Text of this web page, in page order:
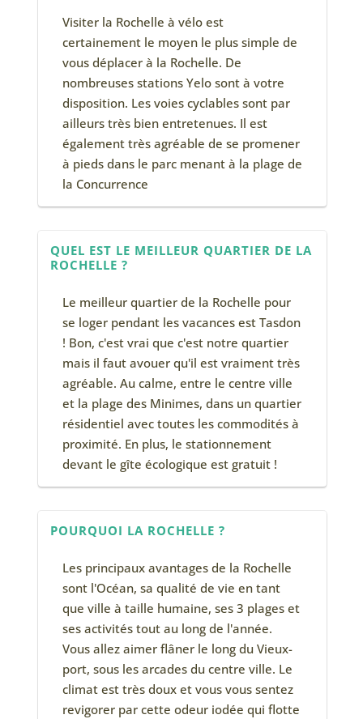
Visiter la Rochelle à vélo est
certainement le moyen le plus simple de
vous déplacer à la Rochelle. De
nombreuses stations Yelo sont à votre
disposition. Les voies cyclables sont par
ailleurs très bien entretenues. Il est
également très agréable de se promener
à pieds dans le parc menant à la plage de
la Concurrence
QUEL EST LE MEILLEUR QUARTIER DE LA
ROCHELLE ?
Le meilleur quartier de la Rochelle pour
se loger pendant les vacances est Tasdon
! Bon, c'est vrai que c'est notre quartier
mais il faut avouer qu'il est vraiment très
agréable. Au calme, entre le centre ville
et la plage des Minimes, dans un quartier
résidentiel avec toutes les commodités à
proximité. En plus, le stationnement
devant le gîte écologique est gratuit !
POURQUOI LA ROCHELLE ?
Les principaux avantages de la Rochelle
sont l'Océan, sa qualité de vie en tant
que ville à taille humaine, ses 3 plages et
ses activités tout au long de l'année.
Vous allez aimer flâner le long du Vieux-
port, sous les arcades du centre ville. Le
climat est très doux et vous vous sentez
revigorer par cette odeur iodée qui flotte